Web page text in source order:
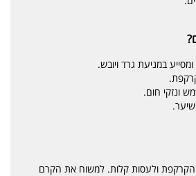
במניעת גרד ויובש.
ונזקי חום.
ולעסות קלות. למשוח את הקרם